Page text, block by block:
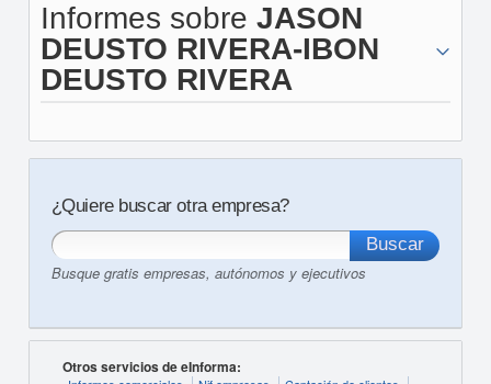
Informes sobre JASON
DEUSTO RIVERA-IBON
DEUSTO RIVERA
¿Quiere buscar otra empresa?
Busque gratis empresas, autónomos y ejecutivos
Otros servicios de eInforma: